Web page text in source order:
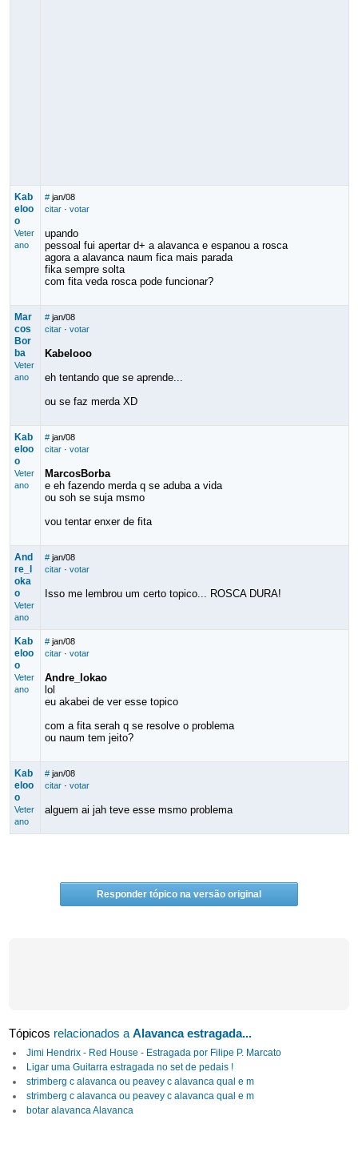
Kab
eloo
o
Veter
ano
# jan/08
citar· votar
upando
pessoal fui apertar d+ a alavanca e espanou a rosca
agora a alavanca naum fica mais parada
fika sempre solta
com fita veda rosca pode funcionar?
Mar
cos
Bor
ba
Veter
ano
# jan/08
citar· votar
Kabelooo
eh tentando que se aprende...
ou se faz merda XD
Kab
eloo
o
Veter
ano
# jan/08
citar· votar
MarcosBorba
e eh fazendo merda q se aduba a vida
ou soh se suja msmo
vou tentar enxer de fita
And
re_l
oka
o
Veter
ano
# jan/08
citar· votar
Isso me lembrou um certo topico... ROSCA DURA!
Kab
eloo
o
Veter
ano
# jan/08
citar· votar
Andre_lokao
lol
eu akabei de ver esse topico
com a fita serah q se resolve o problema
ou naum tem jeito?
Kab
eloo
o
Veter
ano
# jan/08
citar· votar
alguem ai jah teve esse msmo problema
Responder tópico na versão original
Tópicos relacionados aAlavanca estragada...
Jimi Hendrix - Red House - Estragada por Filipe P. Marcato
Ligar uma Guitarra estragada no set de pedais !
strimberg c alavanca ou peavey c alavanca qual e m
strimberg c alavanca ou peavey c alavanca qual e m
botar alavanca Alavanca